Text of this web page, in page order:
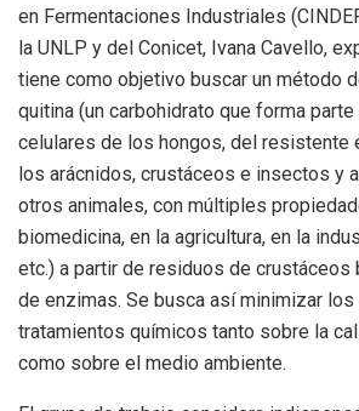
en Fermentaciones Industriales
la UNLP y del Conicet, Ivana Cavello,
tiene como objetivo buscar un método
quitina (un carbohidrato que forma
celulares de los hongos, del resistente
los arácnidos, crustáceos e insectos y
otros animales, con múltiples
biomedicina, en la agricultura, en la
etc.) a partir de residuos de crustáceos
de enzimas. Se busca así minimizar
tratamientos químicos tanto sobre la
como sobre el medio ambiente.